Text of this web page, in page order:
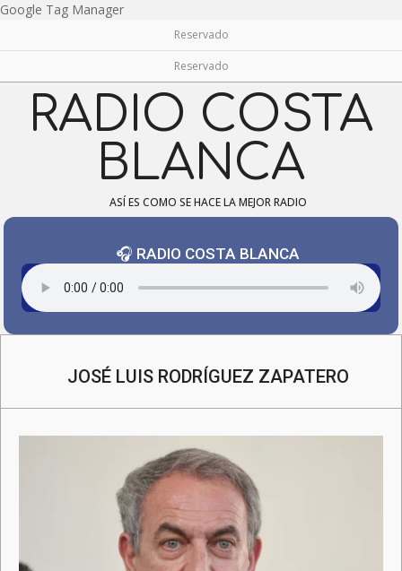
Google Tag ManagerSkip
content
Reservado
Reservado
RADIO COSTA
BLANCA
ASÍ ES COMO SE HACE LA MEJOR RADIO
🎧 RADIO COSTA BLANCA
JOSÉ LUIS RODRÍGUEZ ZAPATERO